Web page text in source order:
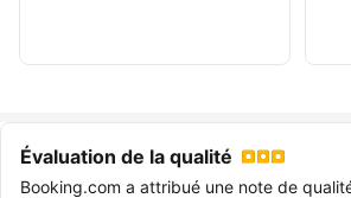
Évaluation de la qualité
Booking.com a attribué une note de